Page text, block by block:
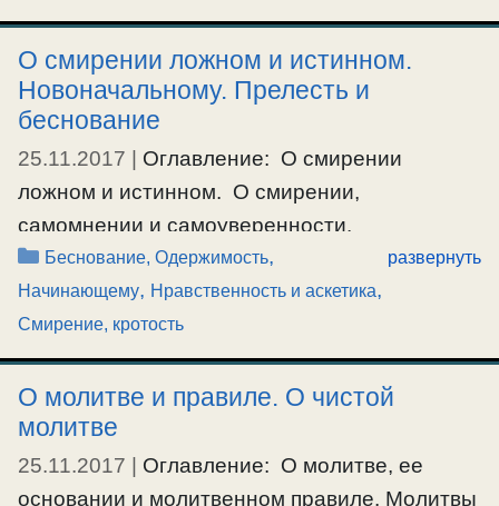
поколений во временном существовании
рода человеческого и святое соединение
мужа и жены для образования семьи, есть
таинственный дар, налагающий на
приемлющих высокую обязанность взаимной
любви и духовную святость, через которое
грешное …
Ещё…
#брак,#венчание,#семья
О смирении ложном и истинном.
Новоначальному. Прелесть и
беснование
25.11.2017
Оглавление: О смирении
ложном и истинном. О смирении,
самомнении и самоуверенности.
Новоначальному. Прелесть и беснование,
невольное смирение. О смирении ложном и
истинном. Аноним: Батюшка, правильно ли
будет все время поступать по смирению?
О.Серафим: «Сатана принимает образ
светлого Ангела; его апостолы принимают
образ Апостолов Христовых (2Кор.11:13-15);
его учение принимает вид учения Христова;
Рубрики
Беснование, Одержимость,
Начинающему, Нравственность и аскетика,
Смирение, кротость
развернуть
О молитве и правиле. О чистой
молитве
25.11.2017 | Оглавление: О молитве, ее
основании и молитвенном правиле. Молитвы